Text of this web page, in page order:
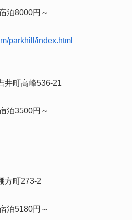
泊8000円～
parkhill/index.html
井町高峰536-21
泊3500円～
方町273-2
泊5180円～